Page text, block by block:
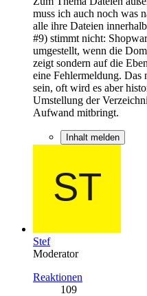
muss ich auch noch was
alle ihre Dateien
#9) stimmt nicht:
umgestellt, wenn die
zeigt sondern auf die
eine Fehlermeldung. Das
sein, oft wird es aber
Umstellung der
Aufwand mitbringt.
Inhalt melden
Stef
Moderator
Reaktionen
109